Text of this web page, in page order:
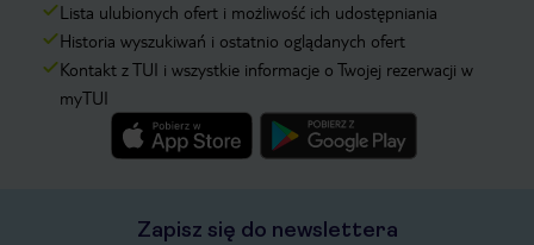
Lista ulubionych ofert i możliwość ich udostępniania
Historia wyszukiwań i ostatnio oglądanych ofert
Kontakt z TUI i wszystkie informacje o Twojej rezerwacji w
myTUI
Zapisz się do newslettera